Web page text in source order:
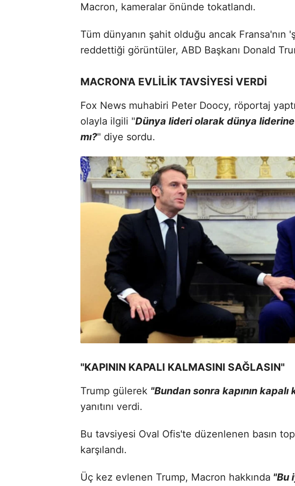
Macron, kameralar önünde tokatlandı.
Tüm dünyanın şahit olduğu ancak Fransa'nın
reddettiği görüntüler, ABD Başkanı Donald
MACRON'A EVLİLİK TAVSİYESİ VERDİ
Fox News muhabiri Peter Doocy, röportaj
olayla ilgili "Dünya lideri olarak dünya
mı?" diye sordu.
"KAPININ KAPALI KALMASINI SAĞLASIN"
Trump gülerek "Bundan sonra kapının kapalı
yanıtını verdi.
Bu tavsiyesi Oval Ofis'te düzenlenen basın
karşılandı.
Üç kez evlenen Trump, Macron hakkında "Bu